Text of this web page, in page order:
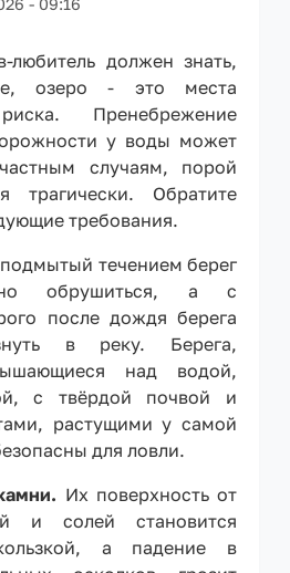
- 09:16
должен знать,
озеро - это места
Пренебрежение
у воды может
случаям, порой
трагически. Обратите
требования.
течением берег
обрушиться, а с
после дождя берега
в реку. Берега,
над водой,
с твёрдой почвой и
растущими у самой
для ловли.
Их поверхность от
и солей становится
а падение в